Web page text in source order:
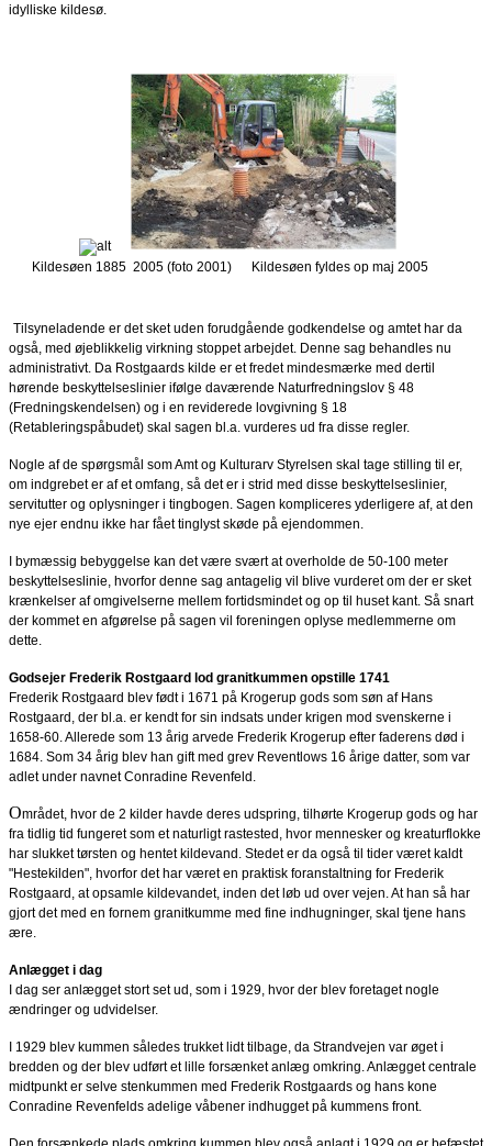
idylliske kildesø.
Kildesøen 1885  2005 (foto 2001) Kildesøen fyldes op maj 2005
Tilsyneladende er det sket uden forudgående godkendelse og amtet har da
også, med øjeblikkelig virkning stoppet arbejdet. Denne sag behandles nu
administrativt. Da Rostgaards kilde er et fredet mindesmærke med dertil
hørende beskyttelseslinier ifølge daværende Naturfredningslov § 48
(Fredningskendelsen) og i en reviderede lovgivning § 18
(Retableringspåbudet) skal sagen bl.a. vurderes ud fra disse regler.
Nogle af de spørgsmål som Amt og Kulturarv Styrelsen skal tage stilling til er,
om indgrebet er af et omfang, så det er i strid med disse beskyttelseslinier,
servitutter og oplysninger i tingbogen. Sagen kompliceres yderligere af, at den
nye ejer endnu ikke har fået tinglyst skøde på ejendommen.
I bymæssig bebyggelse kan det være svært at overholde de 50-100 meter
beskyttelseslinie, hvorfor denne sag antagelig vil blive vurderet om der er sket
krænkelser af omgivelserne mellem fortidsmindet og op til huset kant. Så snart
der kommet en afgørelse på sagen vil foreningen oplyse medlemmerne om
dette.
Godsejer Frederik Rostgaard lod granitkummen opstille 1741
Frederik Rostgaard blev født i 1671 på Krogerup gods som søn af Hans
Rostgaard, der bl.a. er kendt for sin indsats under krigen mod svenskerne i
1658-60. Allerede som 13 årig arvede Frederik Krogerup efter faderens død i
1684. Som 34 årig blev han gift med grev Reventlows 16 årige datter, som var
adlet under navnet Conradine Revenfeld.
Området, hvor de 2 kilder havde deres udspring, tilhørte Krogerup gods og har
fra tidlig tid fungeret som et naturligt rastested, hvor mennesker og kreaturflokke
har slukket tørsten og hentet kildevand. Stedet er da også til tider været kaldt
"Hestekilden", hvorfor det har været en praktisk foranstaltning for Frederik
Rostgaard, at opsamle kildevandet, inden det løb ud over vejen. At han så har
gjort det med en fornem granitkumme med fine indhugninger, skal tjene hans
ære.
Anlægget i dag
I dag ser anlægget stort set ud, som i 1929, hvor der blev foretaget nogle
ændringer og udvidelser.
I 1929 blev kummen således trukket lidt tilbage, da Strandvejen var øget i
bredden og der blev udført et lille forsænket anlæg omkring. Anlægget centrale
midtpunkt er selve stenkummen med Frederik Rostgaards og hans kone
Conradine Revenfelds adelige våbener indhugget på kummens front.